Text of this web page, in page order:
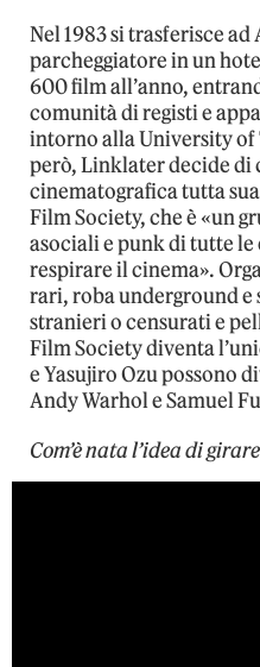
Nel 1983 si trasferisce
parcheggiatore in un
600 film all’anno,
comunità di registi e
intorno alla University of
però, Linklater decide di
cinematografica tutta
Film Society, che è «un
asociali e punk di tutte
respirare il cinema».
rari, roba underground
stranieri o censurati e
Film Society diventa
e Yasujiro Ozu possono
Andy Warhol e Samuel
Com’è nata l’idea di